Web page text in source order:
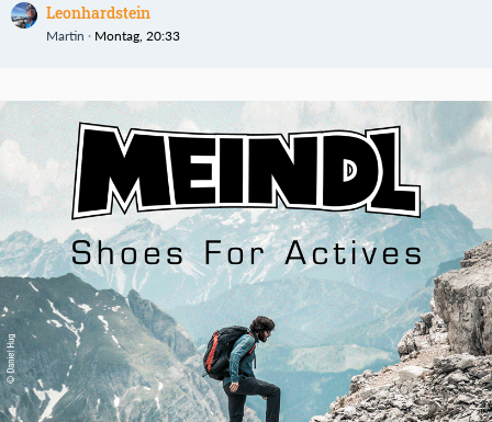
Leonhardstein
Martin Montag, 20:33